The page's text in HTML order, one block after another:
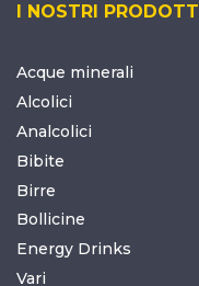
I NOSTRI PRODOTTI
Acque minerali
Alcolici
Analcolici
Bibite
Birre
Bollicine
Energy Drinks
Vari